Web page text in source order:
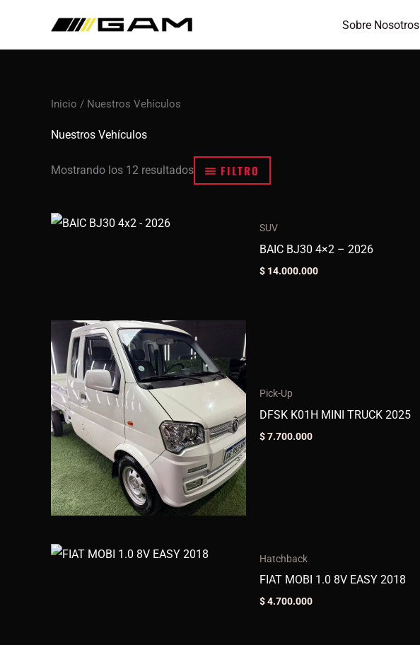
contenido
Sobre Nosotros
Inicio / Nuestros Vehículos
Nuestros Vehículos
Mostrando los 12 resultados FILTRO
SUV
BAIC BJ30 4×2 – 2026
$ 14.000.000
Pick-Up
DFSK K01H MINI TRUCK 2025
$7.700.000
Hatchback
FIAT MOBI 1.0 8V EASY 2018
$4.700.000